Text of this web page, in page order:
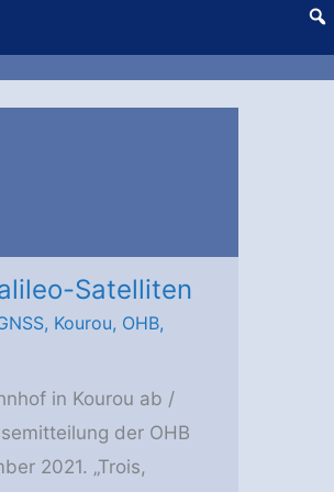
Satelliten
, Kourou, OHB,
in Kourou ab /
der OHB
2021. „Trois,